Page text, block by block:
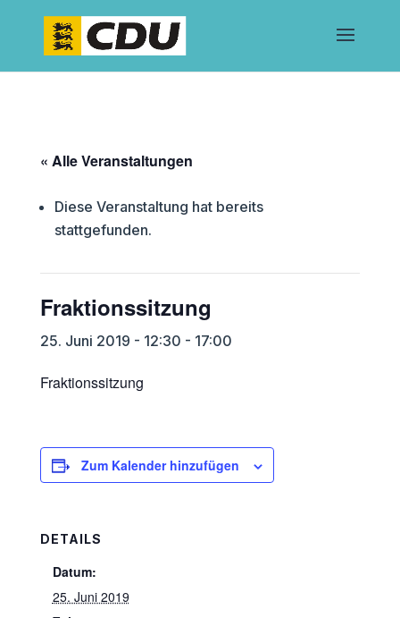
« Alle Veranstaltungen
Diese Veranstaltung hat bereits
stattgefunden.
Fraktionssitzung
25. Juni 2019 - 12:30 - 17:00
Fraktionssitzung
Zum Kalender hinzufügen
DETAILS
Datum:
25. Juni 2019